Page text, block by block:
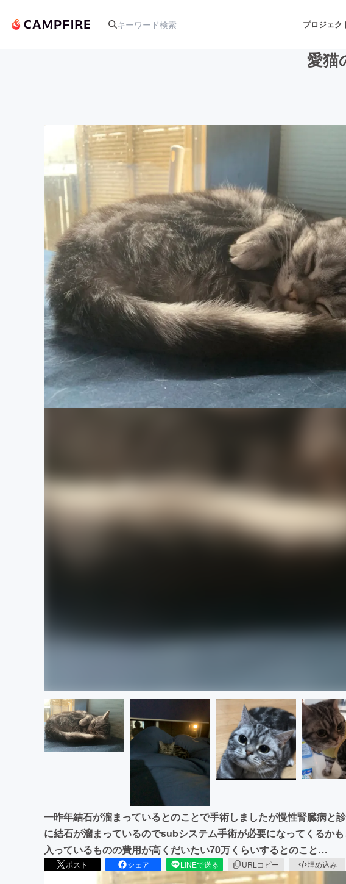
プロジェク
アート・写真
テクノロジー・ガジェット
映像・映画 書籍・雑誌出版
ビジネス・起業 チャレンジ
まちづくり・地域活性化
愛猫
一昨年結石が溜まっているとのことで手術しましたが慢性腎臓病と
に結石が溜まっているのでsubシステム手術が必要になってくるか
入っているものの費用が高くだいたい70万くらいするとのこと…
ポスト シェア LINEで送る URLコピー 埋め込み